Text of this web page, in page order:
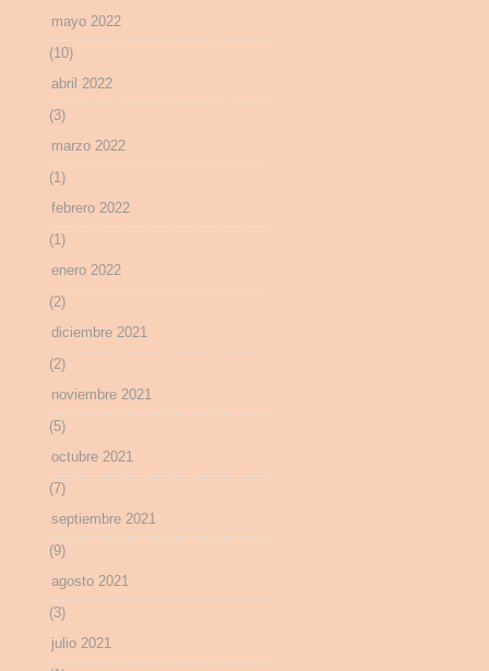
mayo 2022
(10)
abril 2022
(3)
marzo 2022
(1)
febrero 2022
(1)
enero 2022
(2)
diciembre 2021
(2)
noviembre 2021
(5)
octubre 2021
(7)
septiembre 2021
(9)
agosto 2021
(3)
julio 2021